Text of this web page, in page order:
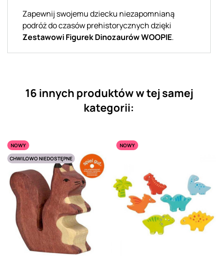
Zapewnij swojemu dziecku niezapomnianą
podróż do czasów prehistorycznych dzięki
Zestawowi Figurek Dinozaurów WOOPIE.
16 innych produktów w tej samej
kategorii:
NOWY
CHWILOWO NIEDOSTĘPNE
NOWY